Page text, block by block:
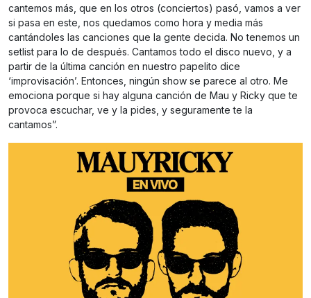
cantemos más, que en los otros (conciertos) pasó, vamos a ver
si pasa en este, nos quedamos como hora y media más
cantándoles las canciones que la gente decida. No tenemos un
setlist para lo de después. Cantamos todo el disco nuevo, y a
partir de la última canción en nuestro papelito dice
‘improvisación’. Entonces, ningún show se parece al otro. Me
emociona porque si hay alguna canción de Mau y Ricky que te
provoca escuchar, ve y la pides, y seguramente te la
cantamos”.